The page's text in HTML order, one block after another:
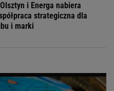
i Energa nabiera
strategiczna dla
i marki